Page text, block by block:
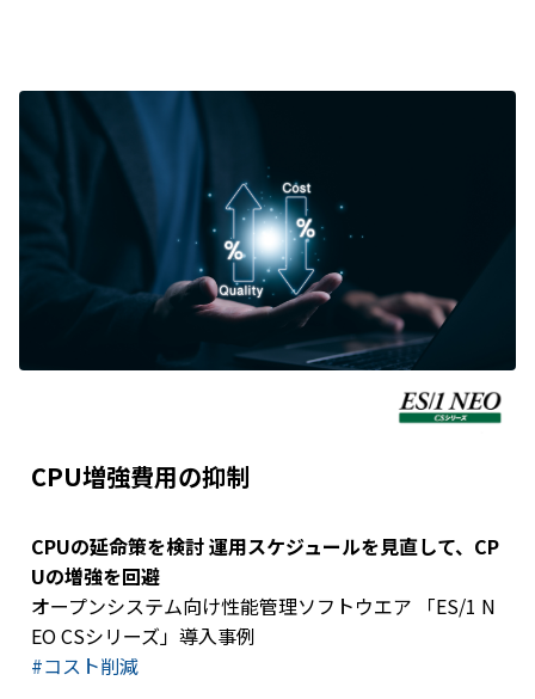
CPU増強費用の抑制
CPUの延命策を検討 運用スケジュールを見直して、CP
Uの増強を回避
オープンシステム向け性能管理ソフトウエア 「ES/1 N
EO CSシリーズ」導入事例
#コスト削減